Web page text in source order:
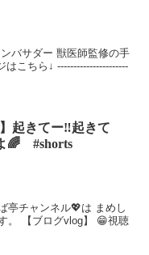
バサダー 獣医師監修の手
こちら↓ ----------------------
】起きてー‼️起きて
🌈 #shorts
亭チャンネル💖は まめし
。 【ブログvlog】 😁視聴